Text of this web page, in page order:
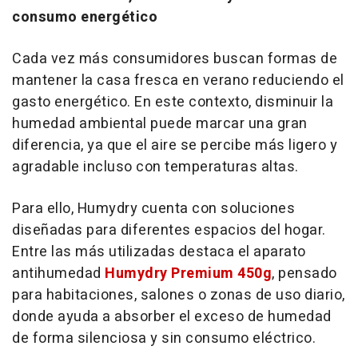
consumo energético
Cada vez más consumidores buscan formas de
mantener la casa fresca en verano reduciendo el
gasto energético. En este contexto, disminuir la
humedad ambiental puede marcar una gran
diferencia, ya que el aire se percibe más ligero y
agradable incluso con temperaturas altas.
Para ello, Humydry cuenta con soluciones
diseñadas para diferentes espacios del hogar.
Entre las más utilizadas destaca el aparato
antihumedad Humydry Premium 450g, pensado
para habitaciones, salones o zonas de uso diario,
donde ayuda a absorber el exceso de humedad
de forma silenciosa y sin consumo eléctrico.